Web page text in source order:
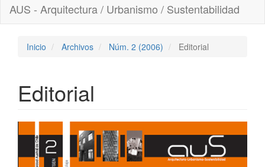
AUS - Arquitectura / Urbanismo / Sustentabilidad
Inicio Archivos Núm. 2 (2006) Editorial
Editorial
Barra
lateral